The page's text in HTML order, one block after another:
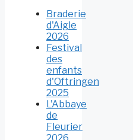
Braderie
d'Aigle
2026
Festival
des
enfants
d'Oftringen
2025
L'Abbaye
de
Fleurier